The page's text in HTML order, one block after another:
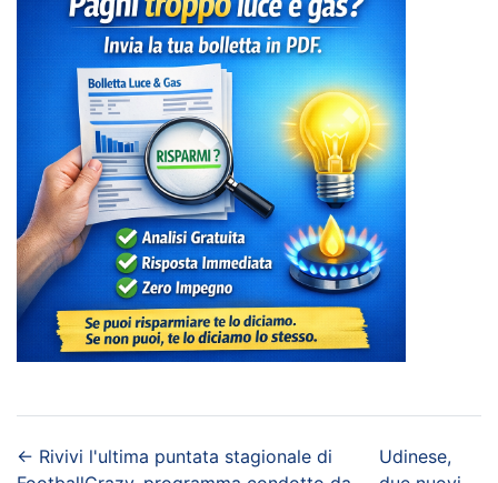
← Rivivi l'ultima puntata stagionale di
Udinese,